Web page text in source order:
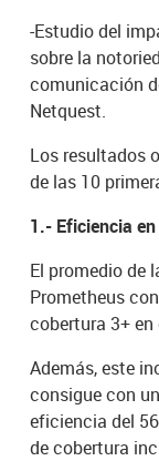
-Estudio del
sobre la
comunicación
Netquest.
Los resultados
de las 10
1.- Eficiencia
El promedio de
Prometheus
cobertura 3+
Además, este
consigue con
eficiencia del
de cobertura